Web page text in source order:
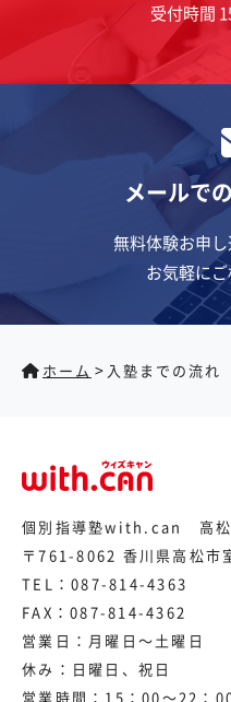
受付時間
メールで
無料体験お申
お気軽に
ホーム > 入塾までの流れ
個別指導塾with.can 高松
〒761-8062 香川県高松市
TEL： 087-814-4363
FAX：087-814-4362
営業日：月曜日～土曜日
休み：日曜日、祝日
営業時間：15：00～22：